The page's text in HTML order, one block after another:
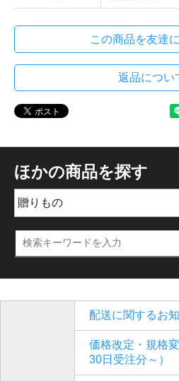
この商品を友達
返品につい
ほかの商品を探す
配送に関するお
価格改定・規格
30日受注分～）